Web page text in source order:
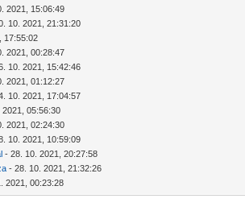
2021, 15:06:49
10. 2021, 21:31:20
17:55:02
2021, 00:28:47
10. 2021, 15:42:46
2021, 01:12:27
10. 2021, 17:04:57
2021, 05:56:30
2021, 02:24:30
10. 2021, 10:59:09
- 28. 10. 2021, 20:27:58
- 28. 10. 2021, 21:32:26
2021, 00:23:28